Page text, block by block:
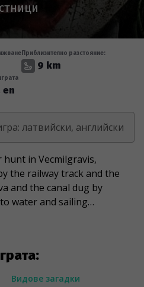
Видове загадки
Приблизително разстояние:
9 km
en
латвийски, английски
hunt in Vecmilgravis,
the railway track and the
and the canal dug by
water and sailing
helps facilitate the entry of
first reinforced concrete
visit the Riga Shipyard and